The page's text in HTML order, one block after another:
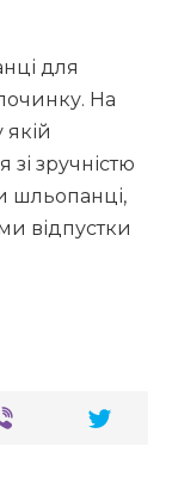
для
На
зручністю
шльопанці,
відпустки